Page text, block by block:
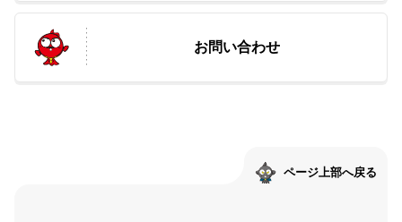
お問い合わせ
ページ上部へ戻る